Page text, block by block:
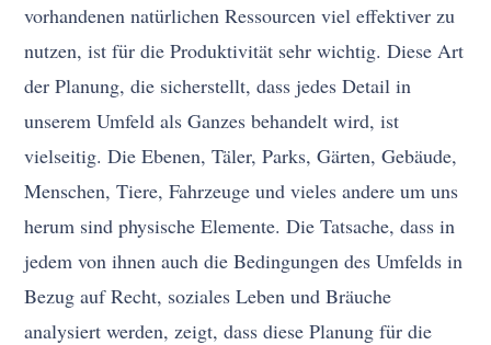
vorhandenen natürlichen Ressourcen viel effektiver zu
nutzen, ist für die Produktivität sehr wichtig. Diese Art
der Planung, die sicherstellt, dass jedes Detail in
unserem Umfeld als Ganzes behandelt wird, ist
vielseitig. Die Ebenen, Täler, Parks, Gärten, Gebäude,
Menschen, Tiere, Fahrzeuge und vieles andere um uns
herum sind physische Elemente. Die Tatsache, dass in
jedem von ihnen auch die Bedingungen des Umfelds in
Bezug auf Recht, soziales Leben und Bräuche
analysiert werden, zeigt, dass diese Planung für die